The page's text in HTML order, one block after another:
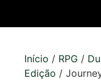
Início / RPG /
Edição /